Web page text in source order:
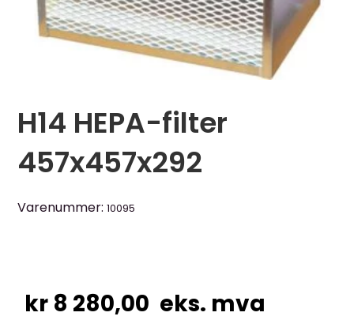
H14 HEPA-filter
457x457x292
Varenummer: 10095
kr 8 280,00 eks. mva